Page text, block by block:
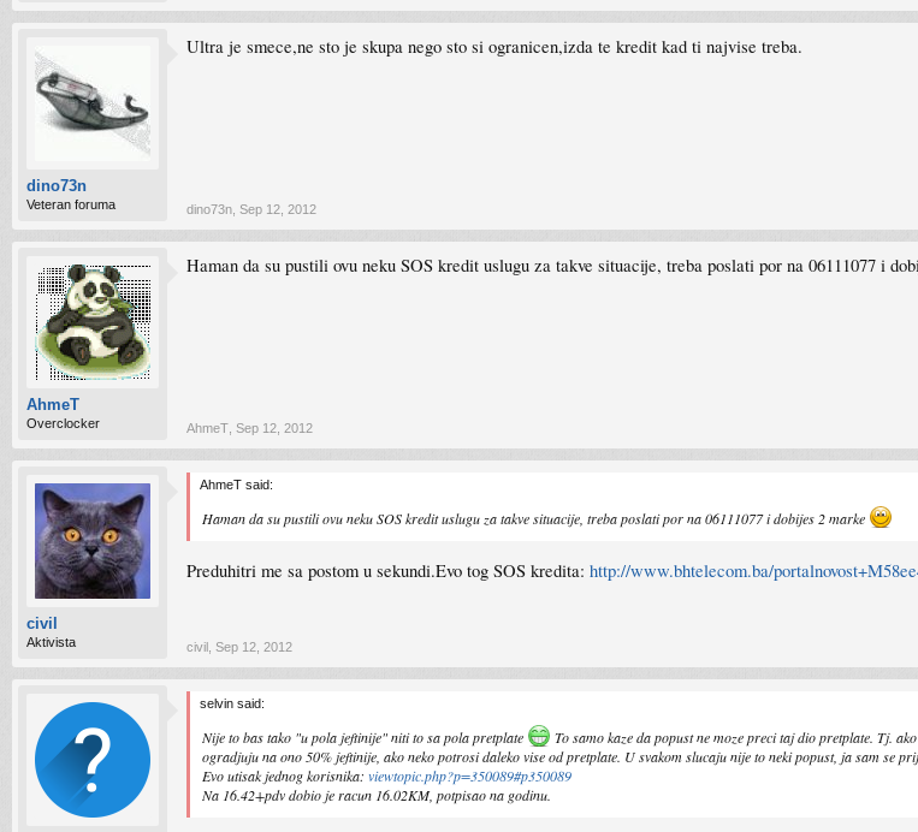
dino73n
Veteran foruma
Ultra je smece,ne sto je skupa nego sto si ogranicen,izda te kredit kad ti najvise treba.
dino73n Sep 12, 2012
AhmeT
Overclocker
Haman da su pustili ovu neku SOS kredit uslugu za takve situacije, treba poslati por na 06111077 i
AhmeT Sep 12, 2012
civil
Aktivista
AhmeT said:
Haman da su pustili ovu neku SOS kredit uslugu za takve situacije, treba poslati por na 06111077 i dobijes 2 marke
Preduhitri me sa postom u sekundi.Evo tog SOS kredita: http://www.bhtelecom.ba/
civil Sep 12, 2012
selvin said:
Nije to bas tako "u pola jeftinije" niti to sa pola pretplate
To samo kaze da popust ne moze preci taj dio pretplate. Tj.
ogradjuju na ono 50% jeftinije, ako neko potrosi daleko vise od pretplate. U svakom slucaju nije to neki popust, ja sam se
Evo utisak jednog korisnika: viewtopic.php?p=350089#p350089
Na 16.42+pdv dobio je racun 16.02KM, potpisao na godinu.